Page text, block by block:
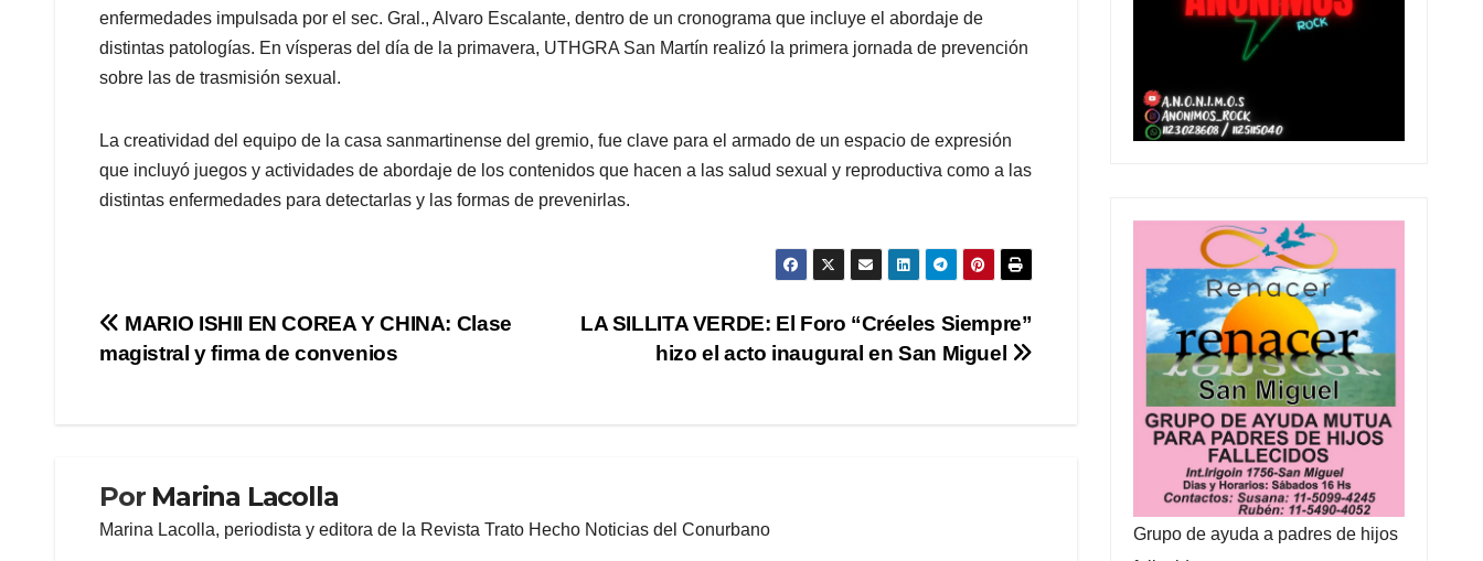
enfermedades impulsada por el sec. Gral., Alvaro Escalante, dentro de un cronograma que incluye el abordaje de
distintas patologías. En vísperas del día de la primavera, UTHGRA San Martín realizó la primera jornada de prevención
sobre las de trasmisión sexual.
La creatividad del equipo de la casa sanmartinense del gremio, fue clave para el armado de un espacio de expresión
que incluyó juegos y actividades de abordaje de los contenidos que hacen a las salud sexual y reproductiva como a las
distintas enfermedades para detectarlas y las formas de prevenirlas.
Navegación
de
LA SILLITA VERDE: El Foro “Créeles Siempre”
hizo el acto inaugural en San Miguel
MARIO ISHII EN COREA Y CHINA: Clase
magistral y firma de convenios
Por Marina Lacolla
Marina Lacolla, periodista y editora de la Revista Trato Hecho Noticias del Conurbano
Grupo de ayuda a padres de hijos